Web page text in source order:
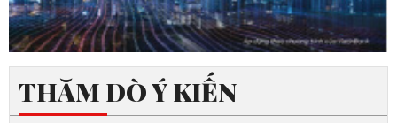
THĂM DÒ Ý KIẾN